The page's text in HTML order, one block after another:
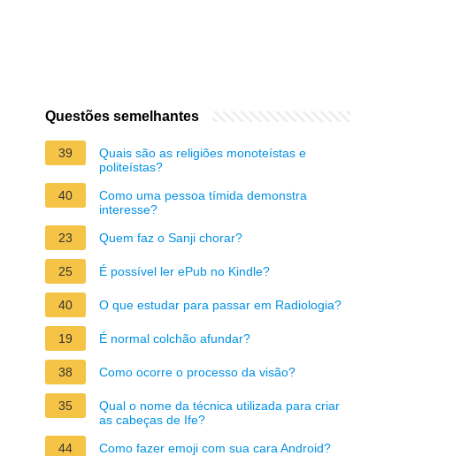
Questões semelhantes
39
Quais são as religiões monoteístas e
politeístas?
40
Como uma pessoa tímida demonstra
interesse?
23
Quem faz o Sanji chorar?
25 É possível ler ePub no Kindle?
40 O que estudar para passar em Radiologia?
19 É normal colchão afundar?
38 Como ocorre o processo da visão?
35
Qual o nome da técnica utilizada para criar
as cabeças de Ife?
44
Como fazer emoji com sua cara Android?